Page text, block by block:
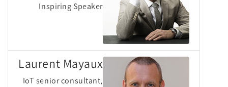
Inspiring Speaker
Laurent Mayaux
IoT senior consultant,